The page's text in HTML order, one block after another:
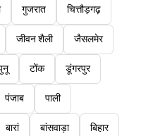
गुजरात चित्तौड़गढ़
जीवन शैली जैसलमेर
टोंक डूंगरपुर
पंजाब पाली
बारां बांसवाड़ा बिहार